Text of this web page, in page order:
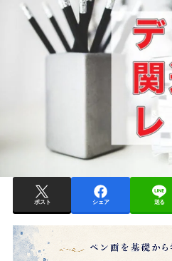
ポスト シェア 送る